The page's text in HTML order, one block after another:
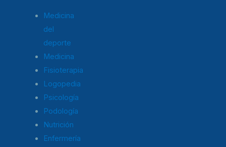
Medicina
del
deporte
Medicina
Fisioterapia
Logopedia
Psicología
Podología
Nutrición
Enfermería